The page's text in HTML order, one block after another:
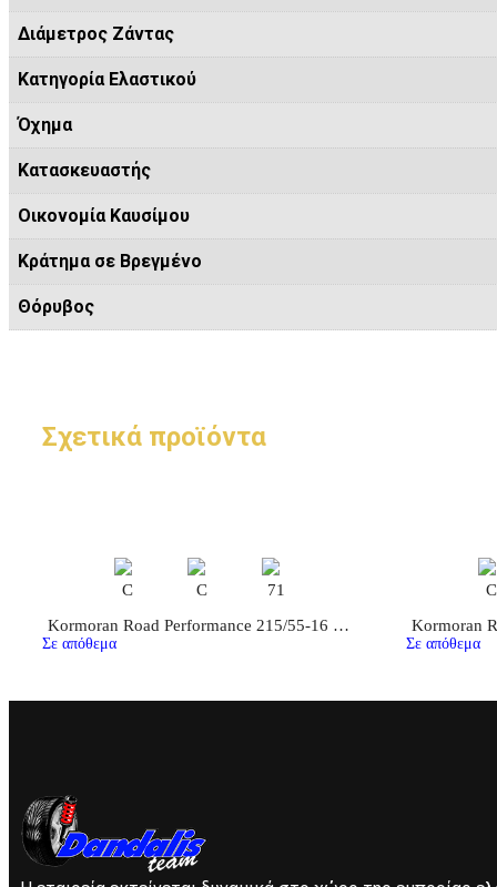
Διάμετρος Ζάντας
Κατηγορία Ελαστικού
Όχημα
Κατασκευαστής
Οικονομία Καυσίμου
Κράτημα σε Βρεγμένο
Θόρυβος
Σχετικά προϊόντα
C C
71
Kormoran Road Performance 215/55-16 93V
Σε απόθεμα
C
Σε απόθεμα